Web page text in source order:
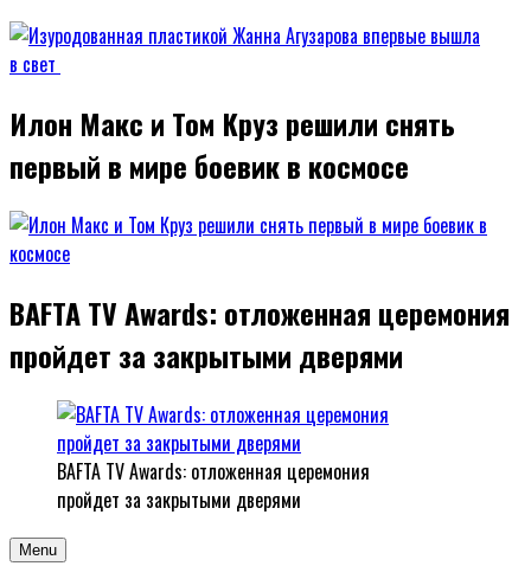
Илон Макс и Том Круз решили снять
первый в мире боевик в космосе
BAFTA TV Awards: отложенная церемония
пройдет за закрытыми дверями
BAFTA TV Awards: отложенная церемония
пройдет за закрытыми дверями
Menu